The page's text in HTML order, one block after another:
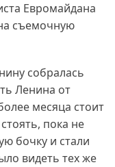
Евромайдана
съемочную
собралась
Ленина от
месяца стоит
пока не
бочку и стали
видеть тех же